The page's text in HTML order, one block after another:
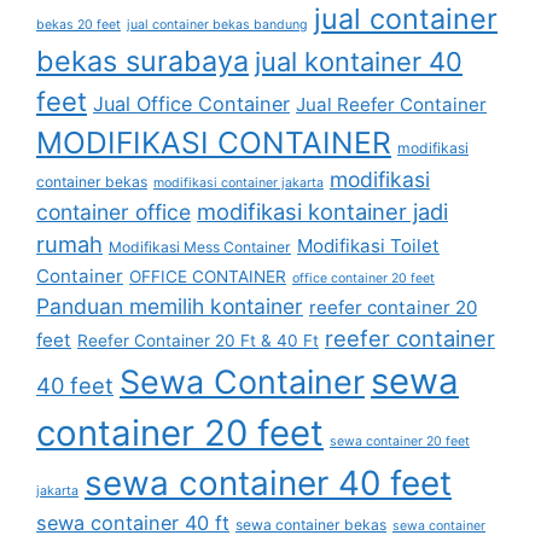
bekas 20 feet jual container bekas bandung jual container
bekas surabaya jual kontainer 40
feet Jual Office Container Jual Reefer Container
MODIFIKASI CONTAINER modifikasi
container bekas modifikasi container jakarta modifikasi
container office modifikasi kontainer jadi
rumah Modifikasi Mess Container Modifikasi Toilet
Container OFFICE CONTAINER office container 20 feet
Panduan memilih kontainer reefer container 20
feet Reefer Container 20 Ft & 40 Ft reefer container
40 feet Sewa Containersewa
container 20 feet sewa container 20 feet
jakarta sewa container 40 feet
sewa container 40 ft sewa container bekas sewa container